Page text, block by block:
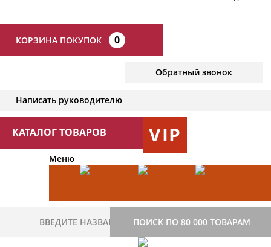
КОРЗИНА ПОКУПОК 0
Обратный звонок
Написать руководителю
КАТАЛОГ ТОВАРОВ VIP
Меню
ПОИСК ПО 80 000 ТОВАРАМ